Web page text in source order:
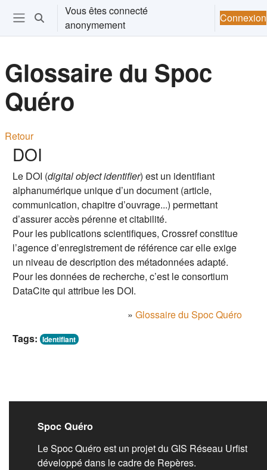
Passer au contenu principal
Ouvrir le menu de navigation
Activer/désactiver la saisie de recherche
Vous êtes connecté
anonymement
Connexion
Glossaire du Spoc
Quéro
Retour
DOI
Le DOI (digital object identifier) est un identifiant
alphanumérique unique d’un document (article,
communication, chapitre d’ouvrage...) permettant
d’assurer accès pérenne et citabilité.
Pour les publications scientifiques, Crossref constitue
l’agence d’enregistrement de référence car elle exige
un niveau de description des métadonnées adapté.
Pour les données de recherche, c’est le consortium
DataCite qui attribue les DOI.
» Glossaire du Spoc Quéro
Tags: Identifiant
Liens de bas de
Spoc Quéro
Le Spoc Quéro est un projet du GIS Réseau Urfist
développé dans le cadre de Repères.